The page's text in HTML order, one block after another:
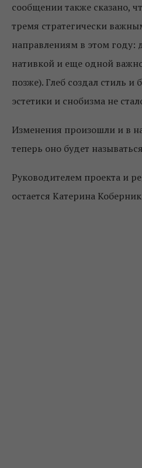
сообщении также сказано,
тремя стратегически
направлениям в этом году:
нативкой и еще одной
позже). Глеб создал стиль и
эстетики и снобизма не
Изменения произошли и в
теперь оно будет
Руководителем проекта и
остается Катерина